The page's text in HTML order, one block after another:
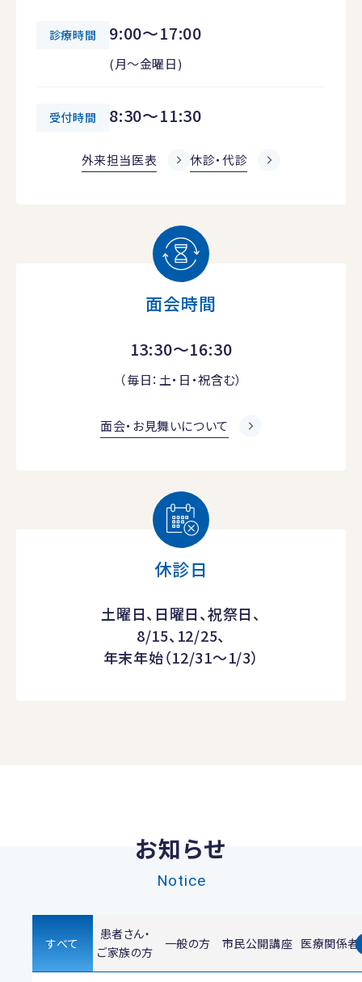
診療時間 9:00～17:00
(月～金曜日)
受付時間 8:30～11:30
外来担当医表 休診・代診
面会時間
13:30～16:30
（毎日：土・日・祝含む）
面会・お見舞いについて
休診日
土曜日、日曜日、祝祭日、
8/15、12/25、
年末年始（12/31～1/3）
お知らせ
Notice
すべて
患者さん・
ご家族の方
一般の方 市民公開講座 医療関係